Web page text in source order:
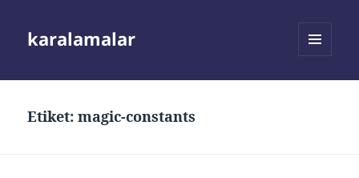
karalamalar
Etiket:magic-constants